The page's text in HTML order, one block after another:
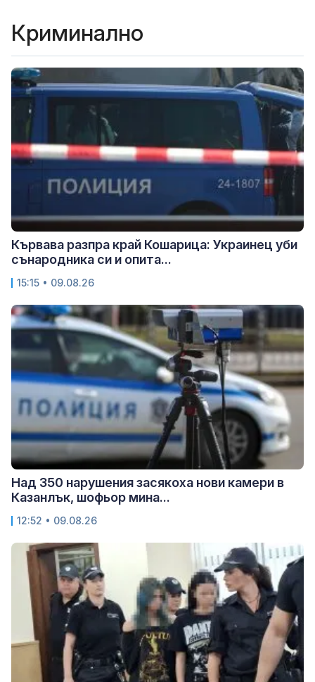
Криминално
Кървава разпра край Кошарица: Украинец уби
сънародника си и опита...
15:15 • 09.08.26
Над 350 нарушения засякоха нови камери в
Казанлък, шофьор мина...
12:52 • 09.08.26